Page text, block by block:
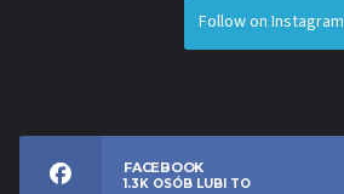
Follow on Instagram
FACEBOOK
1.3K OSÓB LUBI TO